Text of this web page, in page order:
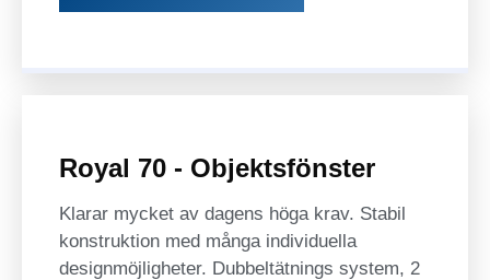
Royal 70 - Objektsfönster
Klarar mycket av dagens höga krav. Stabil
konstruktion med många individuella
designmöjligheter. Dubbeltätnings system, 2